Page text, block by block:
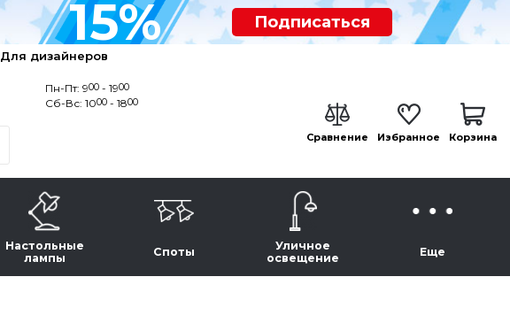
15% Подписаться
Для дизайнеров
Пн-Пт: 900 - 1900
Сб-Вс: 1000 - 1800
Сравнение Избранное Корзина
Настольные
лампы
Споты
Уличное
освещение
Еще